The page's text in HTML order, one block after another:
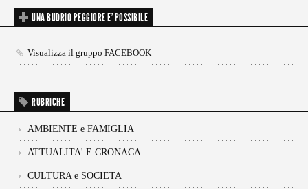
UNA BUDRIO PEGGIORE E’ POSSIBILE
Visualizza il gruppo FACEBOOK
RUBRICHE
AMBIENTE e FAMIGLIA
ATTUALITA' E CRONACA
CULTURA e SOCIETA